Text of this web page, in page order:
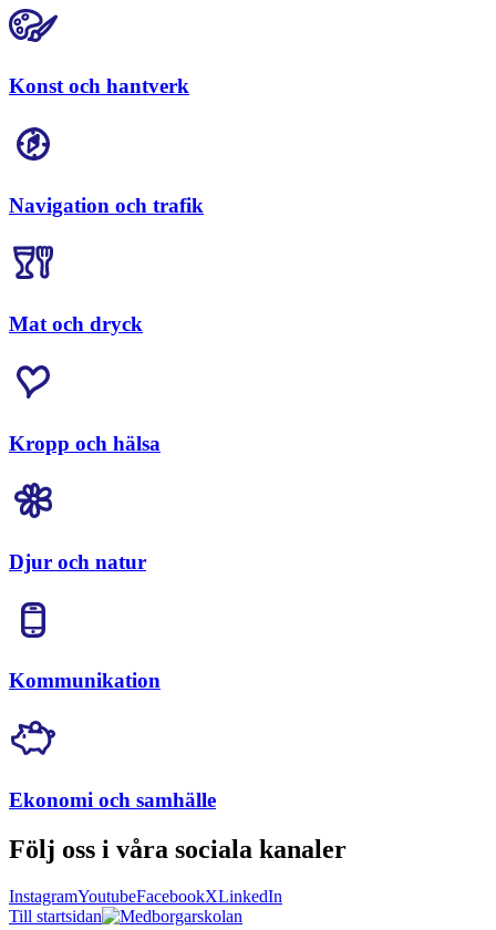
Konst och hantverk
Navigation och trafik
Mat och dryck
Kropp och hälsa
Djur och natur
Kommunikation
Ekonomi och samhälle
Följ oss i våra sociala kanaler
InstagramYoutubeFacebookXLinkedIn
Till startsidan